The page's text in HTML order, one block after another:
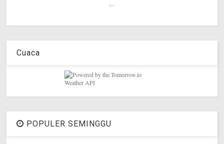
Get!
Cuaca
POPULER SEMINGGU